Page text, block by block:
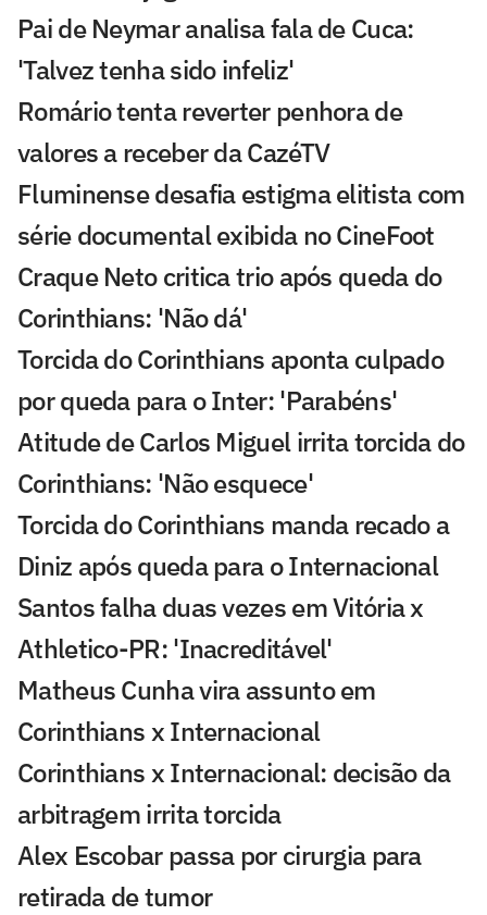
Pai de Neymar analisa fala de Cuca:
'Talvez tenha sido infeliz'
Romário tenta reverter penhora de
valores a receber da CazéTV
Fluminense desafia estigma elitista com
série documental exibida no CineFoot
Craque Neto critica trio após queda do
Corinthians: 'Não dá'
Torcida do Corinthians aponta culpado
por queda para o Inter: 'Parabéns'
Atitude de Carlos Miguel irrita torcida do
Corinthians: 'Não esquece'
Torcida do Corinthians manda recado a
Diniz após queda para o Internacional
Santos falha duas vezes em Vitória x
Athletico-PR: 'Inacreditável'
Matheus Cunha vira assunto em
Corinthians x Internacional
Corinthians x Internacional: decisão da
arbitragem irrita torcida
Alex Escobar passa por cirurgia para
retirada de tumor